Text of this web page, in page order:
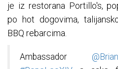
je iz restorana Portillo's,
po hot dogovima,
BBQ rebarcima.
Ambassador